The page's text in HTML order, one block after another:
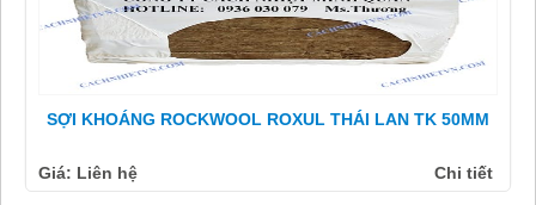
SỢI KHOÁNG ROCKWOOL ROXUL THÁI LAN TK 50MM
Giá: Liên hệ Chi tiết